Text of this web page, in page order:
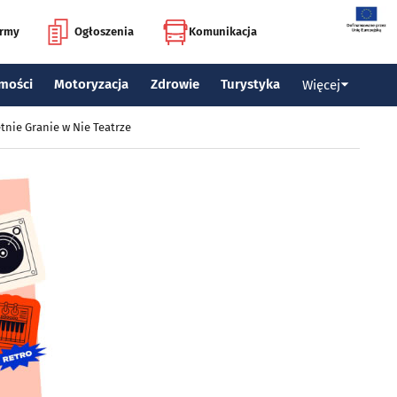
Ogłoszenia Komunikacja
Motoryzacja Zdrowie Turystyka Więcej
Granie w Nie Teatrze